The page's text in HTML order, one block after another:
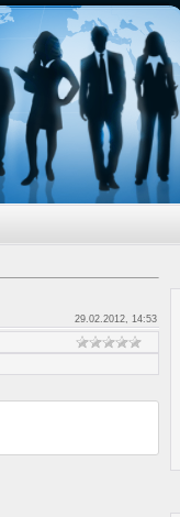
29.02.2012, 14:53